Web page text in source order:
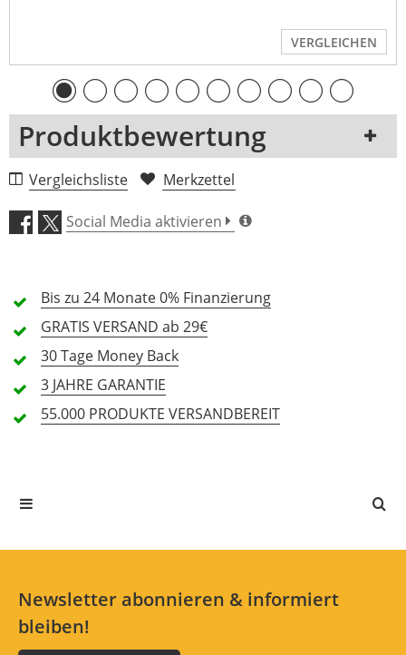
VERGLEICHEN
Produktbewertung
1 Rezension
5 Sterne
4 Sterne
2 Sterne
1 Sterne
Alle Sprachen
Vergleichsliste Merkzettel
Social Media aktivieren
Bis zu 24 Monate0% Finanzierung
GRATIS VERSAND ab 29€
30 Tage Money Back
3 JAHRE GARANTIE
55.000 PRODUKTE VERSANDBEREIT
Newsletter abonnieren & informiert
bleiben!